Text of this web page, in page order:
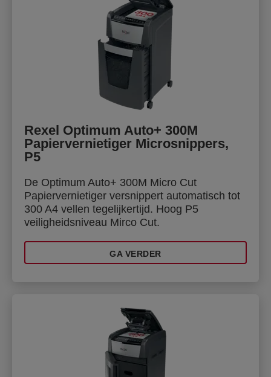
Rexel Optimum Auto+ 300M
Papiervernietiger Microsnippers,
P5
De Optimum Auto+ 300M Micro Cut
Papiervernietiger versnippert automatisch tot
300 A4 vellen tegelijkertijd. Hoog P5
veiligheidsniveau Mirco Cut.
GA VERDER